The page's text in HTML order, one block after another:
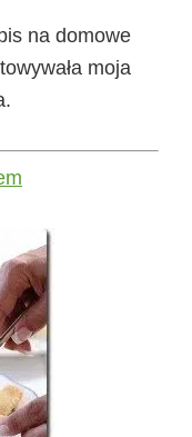
na domowe
moja